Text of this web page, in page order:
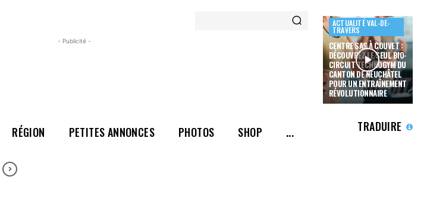
- Publicité -
ACTUALITÉ VAL-DE-
TRAVERS
CENTRE SAS À COUVET :
DÉCOUVREZ LE SEUL BIO-
CIRCUIT TECHNOGYM DU
CANTON DE NEUCHÂTEL
POUR UN ENTRAÎNEMENT
RÉVOLUTIONNAIRE
RÉGION PETITES ANNONCES PHOTOS SHOP ... TRADUIRE